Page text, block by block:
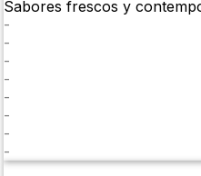
Sabores frescos y
-
-
-
-
-
-
-
-